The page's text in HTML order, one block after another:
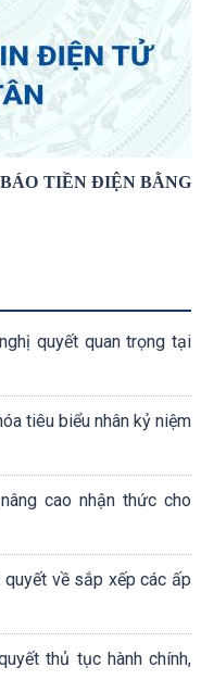
TIỀN ĐIỆN BẰNG
quyết quan trọng tại
tiêu biểu nhân kỷ niệm
cao nhận thức cho
quyết về sắp xếp các ấp
thủ tục hành chính,